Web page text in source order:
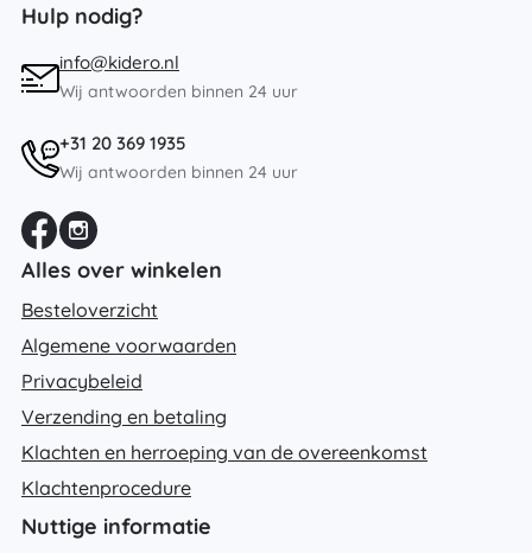
Hulp nodig?
info@kidero.nl
Wij antwoorden binnen 24 uur
+31 20 369 1935
Wij antwoorden binnen 24 uur
Alles over winkelen
Besteloverzicht
Algemene voorwaarden
Privacybeleid
Verzending en betaling
Klachten en herroeping van de overeenkomst
Klachtenprocedure
Nuttige informatie